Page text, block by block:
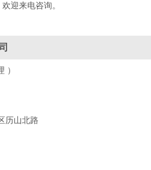
迎来电咨询。
）
历山北路